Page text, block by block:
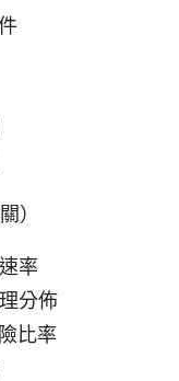
）
率
分佈
比率